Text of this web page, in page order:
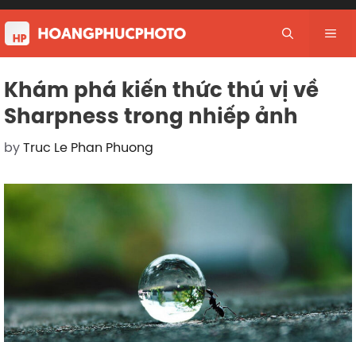
Skip
to
content
Khám phá kiến thức thú vị về
Sharpness trong nhiếp ảnh
byTruc Le Phan Phuong